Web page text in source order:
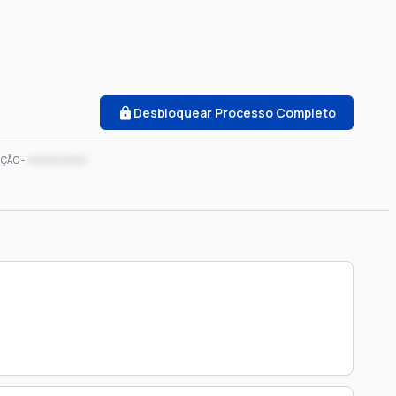
Desbloquear Processo Completo